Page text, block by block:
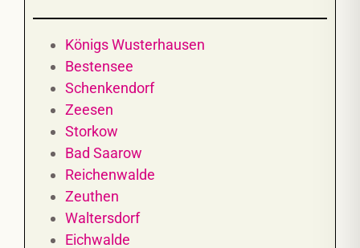
Königs Wusterhausen
Bestensee
Schenkendorf
Zeesen
Storkow
Bad Saarow
Reichenwalde
Zeuthen
Waltersdorf
Eichwalde